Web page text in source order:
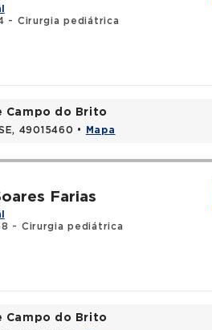
- Cirurgia pediátrica
Campo do Brito
49015460 • Mapa
Farias
- Cirurgia pediátrica
Campo do Brito